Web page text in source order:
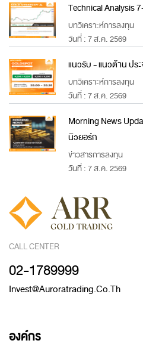
Technical Analysis
บทวิเคราะห์การลงทุน
วันที่ : 7 ส.ค. 2569
แนวรับ - แนวต้าน ปร
บทวิเคราะห์การลงทุน
วันที่ : 7 ส.ค. 2569
Morning News
นิวยอร์ก
ข่าวสารการลงทุน
วันที่ : 7 ส.ค. 2569
CALL CENTER
02-1789999
Invest@auroratrading.co.th
องค์กร